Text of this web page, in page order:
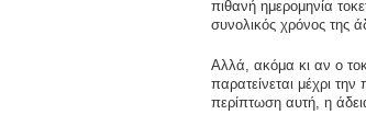
πιθανή ημερομηνία
συνολικός χρόνος της
Αλλά, ακόμα κι αν ο
παρατείνεται μέχρι
περίπτωση αυτή, η